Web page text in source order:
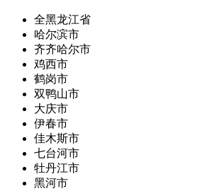
全黑龙江省
哈尔滨市
齐齐哈尔市
鸡西市
鹤岗市
双鸭山市
大庆市
伊春市
佳木斯市
七台河市
牡丹江市
黑河市